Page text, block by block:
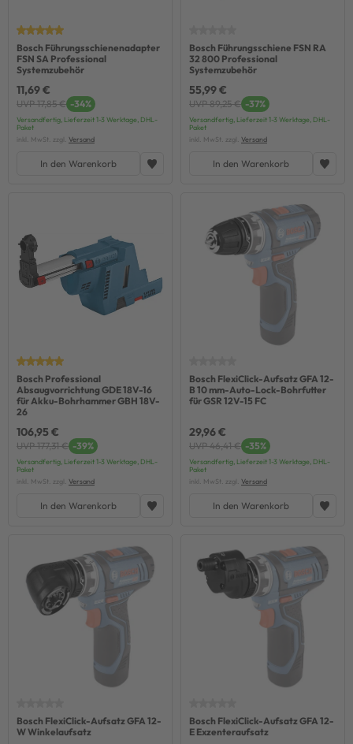
Bosch Führungsschienenadapter
FSN SA Professional
Systemzubehör
11,69 €
UVP 17,85 € -34%
Versandfertig, Lieferzeit 1-3 Werktage, DHL-
Paket
inkl. MwSt. zzgl. Versand
In den Warenkorb
Bosch Führungsschiene FSN RA
32 800 Professional
Systemzubehör
55,99 €
UVP 89,25 € -37%
Versandfertig, Lieferzeit 1-3 Werktage, DHL-
Paket
inkl. MwSt. zzgl. Versand
In den Warenkorb
Bosch Professional
Absaugvorrichtung GDE 18V-16
für Akku-Bohrhammer GBH 18V-
26
106,95 €
UVP 177,31 € -39%
Versandfertig, Lieferzeit 1-3 Werktage, DHL-
Paket
inkl. MwSt. zzgl. Versand
In den Warenkorb
Bosch FlexiClick-Aufsatz GFA 12-
B 10 mm-Auto-Lock-Bohrfutter
für GSR 12V-15 FC
29,96 €
UVP 46,41 € -35%
Versandfertig, Lieferzeit 1-3 Werktage, DHL-
Paket
inkl. MwSt. zzgl. Versand
In den Warenkorb
Bosch FlexiClick-Aufsatz GFA 12-
W Winkelaufsatz
Bosch FlexiClick-Aufsatz GFA 12-
E Exzenteraufsatz